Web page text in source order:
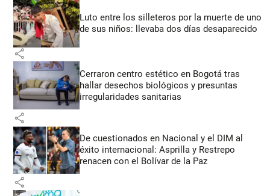
Luto entre los silleteros por la muerte de uno
de sus niños: llevaba dos días desaparecido
share
Cerraron centro estético en Bogotá tras
hallar desechos biológicos y presuntas
irregularidades sanitarias
share
De cuestionados en Nacional y el DIM al
éxito internacional: Asprilla y Restrepo
renacen con el Bolívar de la Paz
share